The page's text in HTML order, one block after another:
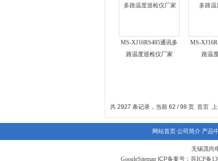
MS-XJ16RS485通讯多
路温度巡检仪厂家
MS-
路温
共 2927 条记录，当前 62 / 98 页 首页
网站首页 公司简介 产品
无锡茂尚
GoogleSitemapICP备案号： 苏ICP备